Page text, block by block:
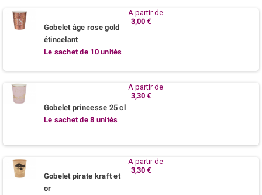
Gobelet âge rose gold
étincelant
Le sachet de 10 unités
A partir de
3,00 €
Gobelet princesse 25 cl
Le sachet de 8 unités
A partir de
3,30 €
Gobelet pirate kraft et
or
A partir de
3,30 €